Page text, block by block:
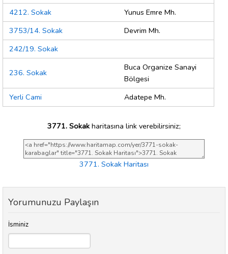
4212. Sokak
Yunus Emre Mh.
3753/14. Sokak
Devrim Mh.
242/19. Sokak
236. Sokak
Buca Organize Sanayi
Bölgesi
Yerli Cami
Adatepe Mh.
3771. Sokak haritasına link verebilirsiniz;
3771. Sokak Haritası
Yorumunuzu Paylaşın
İsminiz